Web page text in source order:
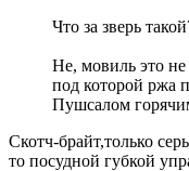
Что за зверь
Не, мовиль это
под которой ржа
Пушсалом
Скотч-брайт,только
то посудной губкой